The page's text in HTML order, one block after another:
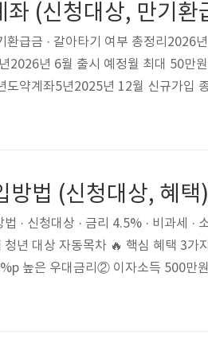
(신청대상, 만기환
급금 · 갈아타기 여부 총정리2026
2026년 6월 출시 예정월 최대 50만
약계좌5년2025년 12월 신규가입
만원🔥 핵심 포인트 3가지① 청년도
방법 (신청대상, 혜택)
· 신청대상 · 금리 4.5% · 비과세 ·
년 대상 자동목차 🔥 핵심 혜택 3가
높은 우대금리② 이자소득 500만
주택드림대출 연계 — 청약 당첨 시